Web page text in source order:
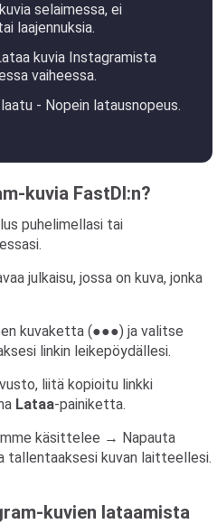
selaimessa, ei
laajennuksia.
kuvia Instagramista
vaiheessa.
- Nopein latausnopeus.
kuvia FastDl:n?
puhelimellasi tai
julkaisu, jossa on kuva, jonka
kuvaketta (●●●) ja valitse
linkin leikepöydällesi.
liitä kopioitu linkki
Lataa-painiketta.
käsittelee → Napauta
tallentaaksesi kuvan laitteellesi.
kuvien lataamista